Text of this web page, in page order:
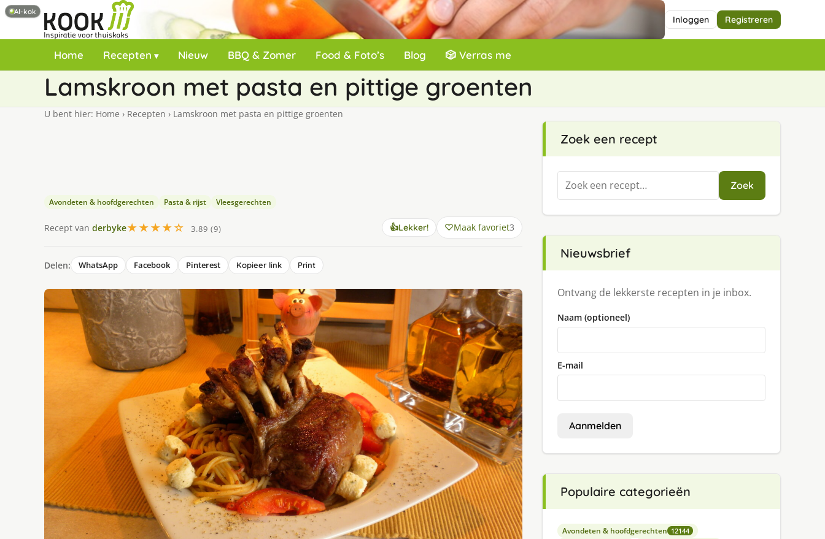
Inloggen Registreren
Home Recepten Nieuw BBQ & Zomer Food & Foto’s Blog 🎲 Verras me
Lamskroon met pasta en pittige groenten
U bent hier: Home › Recepten › Lamskroon met pasta en pittige groenten
Avondeten & hoofdgerechten Pasta & rijst Vleesgerechten
Recept van derbyke★★★★☆ 3.89 (9) 👍Lekker! Maak favoriet3
Delen: WhatsApp Facebook Pinterest Kopieer link Print
Zoek een recept
Zoeken
naar:
Zoek
Nieuwsbrief
Ontvang de lekkerste recepten in je inbox.
Naam (optioneel)
E-mail
Aanmelden
Populaire categorieën
Avondeten & hoofdgerechten 12144
AI-kok